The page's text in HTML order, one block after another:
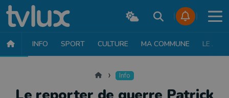
INFO SPORT CULTURE MA COMMUNE LE JT
Accueil Info